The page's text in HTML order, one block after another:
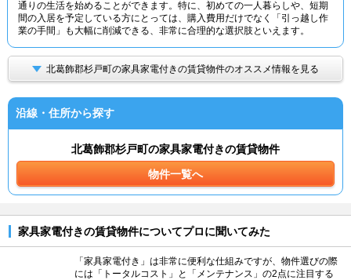
通りの生活を始めることができます。特に、初めての一人暮らしや、短期
間の入居を予定している方にとっては、購入費用だけでなく「引っ越し作
業の手間」も大幅に削減できる、非常に合理的な選択肢といえます。
北葛飾郡杉戸町の家具家電付きの賃貸物件のオススメ情報を見る
沿線・住所から探す
北葛飾郡杉戸町の家具家電付きの賃貸物件
物件一覧へ
家具家電付きの賃貸物件についてプロに聞いてみた
「家具家電付き」は非常に便利な仕組みですが、物件選びの際
には「トータルコスト」と「メンテナンス」の2点に注目する